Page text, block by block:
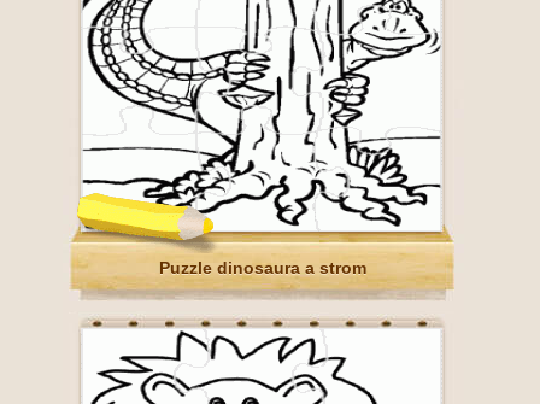
Puzzle dinosaura a strom